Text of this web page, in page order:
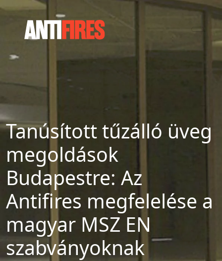
Tanúsított tűzálló üveg
megoldások
Budapestre: Az
Antifires megfelelése a
magyar MSZ EN
szabványoknak